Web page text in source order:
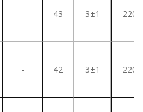
- 43 3±1 220
- 42 3±1 220